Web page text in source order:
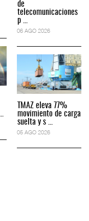
de
telecomunicaciones
p ...
06 AGO 2026
TMAZ eleva 77%
movimiento de carga
suelta y s ...
05 AGO 2026